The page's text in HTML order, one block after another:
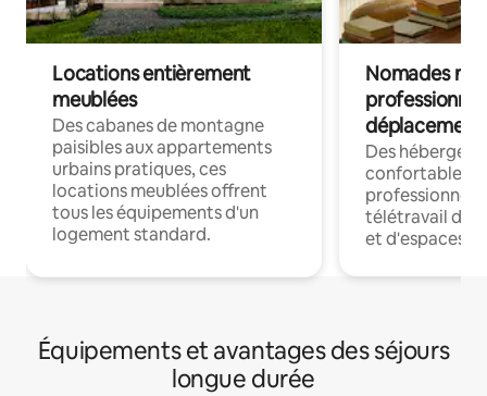
Locations entièrement
meublées
Des cabanes de montagne
paisibles aux appartements
urbains pratiques, ces
locations meublées offrent
tous les équipements d'un
logement standard.
Nomades
déplacement
Des
confortables
professionnels
télétravail
et d'espaces
Équipements et avantages des séjours
longue durée